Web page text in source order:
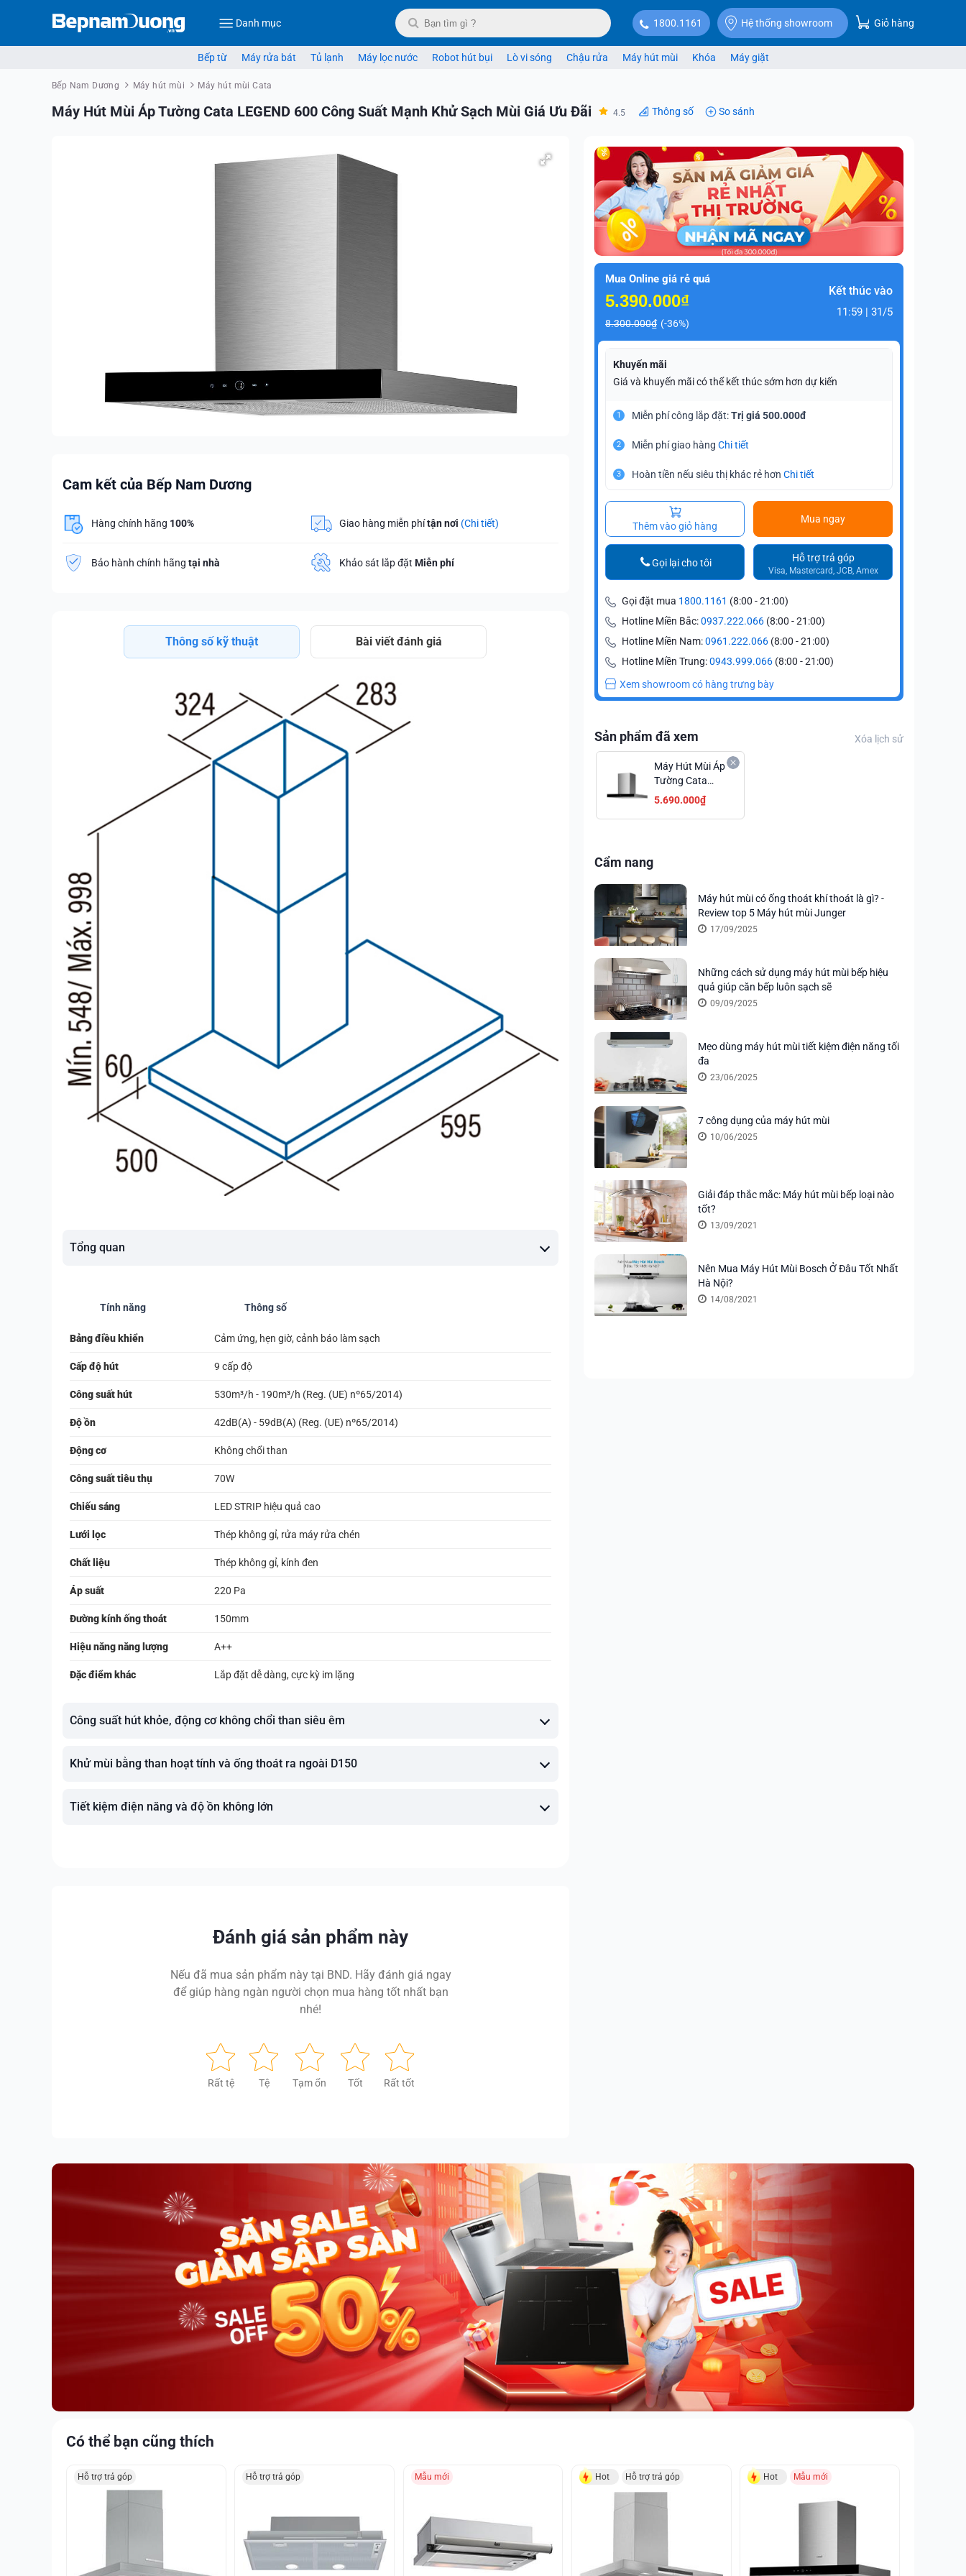
Danh mục 1800.1161 Hệ thống showroom Giỏ hàng
Bếp từ Máy rửa bát Tủ lạnh Máy lọc nước Robot hút bụi Lò vi sóng Chậu rửa Máy hút mùi Khóa Máy giặt
Bếp Nam Dương Máy hút mùi Máy hút mùi Cata
Máy Hút Mùi Áp Tường Cata LEGEND 600 Công Suất Mạnh Khử Sạch Mùi Giá Ưu Đãi 4.5 Thông số So sánh
Cam kết của Bếp Nam Dương
Hàng chính hãng 100% Giao hàng miễn phítận nơi (Chi tiết)
Bảo hành chính hãng tại nhà Khảo sát lắp đặt Miễn phí
Thông số kỹ thuật Bài viết đánh giá
Tổng quan
Tính năng Thông số
Bảng điều khiển Cảm ứng, hẹn giờ, cảnh báo làm sạch
Cấp độ hút 9 cấp độ
Công suất hút 530m³/h - 190m³/h (Reg. (UE) nº65/2014)
Độ ồn 42dB(A) - 59dB(A) (Reg. (UE) nº65/2014)
Động cơ Không chổi than
Công suất tiêu thụ 70W
Chiếu sáng LED STRIP hiệu quả cao
Lưới lọc Thép không gỉ, rửa máy rửa chén
Chất liệu Thép không gỉ, kính đen
Áp suất 220 Pa
Đường kính ống thoát 150mm
Hiệu năng năng lượng A++
Đặc điểm khác Lắp đặt dễ dàng, cực kỳ im lặng
Công suất hút khỏe, động cơ không chổi than siêu êm
Khử mùi bằng than hoạt tính và ống thoát ra ngoài D150
Tiết kiệm điện năng và độ ồn không lớn
Đánh giá sản phẩm này
Nếu đã mua sản phẩm này tại BND. Hãy đánh giá ngay
để giúp hàng ngàn người chọn mua hàng tốt nhất bạn
nhé!
Rất tệ Tệ Tạm ổn Tốt Rất tốt
Mua Online giá rẻ quá
5.390.000₫
8.300.000₫ (-36%)
Kết thúc vào
11:59 | 31/5
Khuyến mãi
Giá và khuyến mãi có thể kết thúc sớm hơn dự kiến
1 Miễn phí công lắp đặt:Trị giá 500.000đ
2 Miễn phí giao hàng Chi tiết
3 Hoàn tiền nếu siêu thị khác rẻ hơn Chi tiết
Thêm vào giỏ hàng
Mua ngay
Hỗ trợ trả góp
Visa, Mastercard, JCB, Amex
Gọi lại cho tôi
Gọi đặt mua 1800.1161 (8:00 - 21:00)
Hotline Miền Bắc:0937.222.066 (8:00 - 21:00)
Hotline Miền Nam:0961.222.066 (8:00 - 21:00)
Hotline Miền Trung:0943.999.066 (8:00 - 21:00)
Xem showroom có hàng trưng bày
Sản phẩm đã xem Xóa lịch sử
Máy Hút Mùi Áp
Tường Cata
LEGEND 600
5.690.000₫
Cẩm nang
Máy hút mùi có ống thoát khí thoát là gì? -
Review top 5 Máy hút mùi Junger
17/09/2025
Những cách sử dụng máy hút mùi bếp hiệu
quả giúp căn bếp luôn sạch sẽ
09/09/2025
Mẹo dùng máy hút mùi tiết kiệm điện năng tối
đa
23/06/2025
7 công dụng của máy hút mùi
10/06/2025
Giải đáp thắc mắc: Máy hút mùi bếp loại nào
tốt?
13/09/2021
Nên Mua Máy Hút Mùi Bosch Ở Đâu Tốt Nhất
Hà Nội?
14/08/2021
Có thể bạn cũng thích
Hỗ trợ trả góp Hỗ trợ trả góp Mẫu mới Hot Hỗ trợ trả góp Hot Mẫu mới